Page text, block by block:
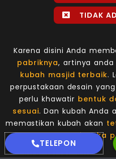
TIDAK
Karena disini Anda
pabriknya, artinya
kubah masjid terbaik.
perpustakaan desain
perlu khawatir bentuk
sesuai. Dan kubah Anda
memastikan kubah akan
jangka
TELEPON